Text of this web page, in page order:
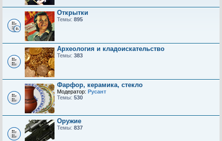
Открытки
Темы: 895
Археология и кладоискательство
Темы: 383
Фарфор, керамика, стекло
Модератор: Русант
Темы: 530
Оружие
Темы: 837